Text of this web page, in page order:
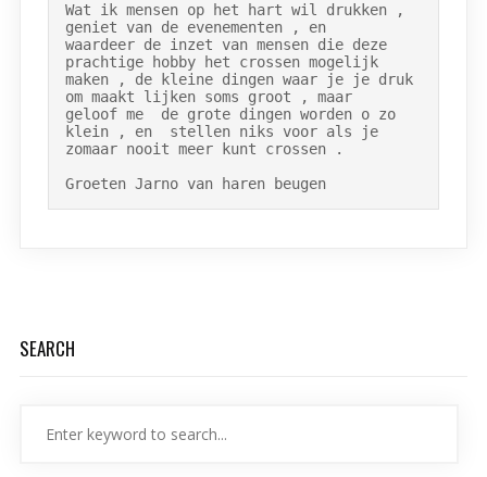
Wat ik mensen op het hart wil drukken ,
geniet van de evenementen , en
waardeer de inzet van mensen die deze
prachtige hobby het crossen mogelijk
maken , de kleine dingen waar je je druk
om maakt lijken soms groot , maar
geloof me  de grote dingen worden o zo
klein , en  stellen niks voor als je
zomaar nooit meer kunt crossen .
Groeten Jarno van haren beugen
SEARCH